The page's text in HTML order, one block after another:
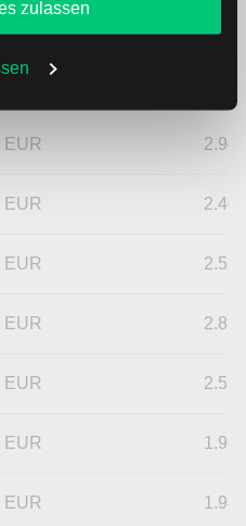
Entscheidung können
ändern.
Datenschutzerklärung
zulassen
EUR 2.94
EUR 2.40
EUR 2.52
EUR 2.81
EUR 2.57
EUR 1.99
EUR 1.98